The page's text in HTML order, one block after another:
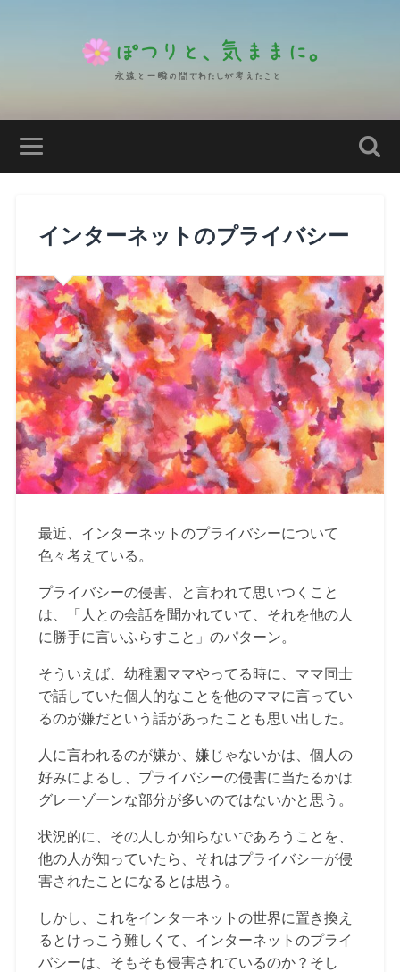
インターネットのプライバシー
最近、インターネットのプライバシーについて
色々考えている。
プライバシーの侵害、と言われて思いつくこと
は、「人との会話を聞かれていて、それを他の人
に勝手に言いふらすこと」のパターン。
そういえば、幼稚園ママやってる時に、ママ同士
で話していた個人的なことを他のママに言ってい
るのが嫌だという話があったことも思い出した。
人に言われるのが嫌か、嫌じゃないかは、個人の
好みによるし、プライバシーの侵害に当たるかは
グレーゾーンな部分が多いのではないかと思う。
状況的に、その人しか知らないであろうことを、
他の人が知っていたら、それはプライバシーが侵
害されたことになるとは思う。
しかし、これをインターネットの世界に置き換え
るとけっこう難しくて、インターネットのプライ
バシーは、そもそも侵害されているのか？そし